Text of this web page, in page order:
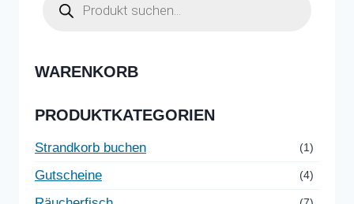
FISCH
search
WARENKORB
PRODUKTKATEGORIEN
Strandkorb buchen (1)
Gutscheine (4)